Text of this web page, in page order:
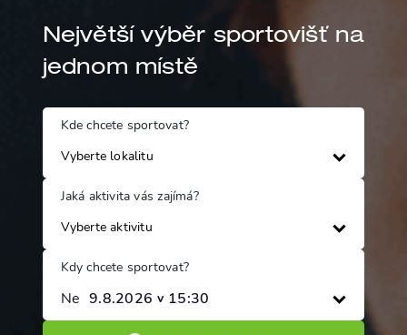
Největší výběr sportovišť na
jednom místě
Kde chcete sportovat?
Jaká aktivita vás zajímá?
Kdy chcete sportovat?
Ne 9.8.2026 v 15:30